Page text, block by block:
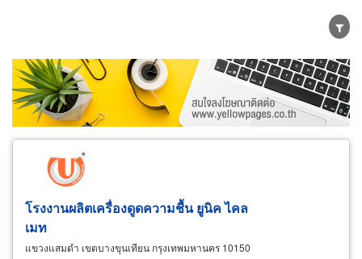
ขายส่ง ขายปลีก ผู้ผลิต
ตัวแทนจัดจำหน่าย
ผู้ส่งออก/นำเข้า
ธุรกิจบริการ
โรงงานผลิตเครื่องดูดความชื้น ยูนิค ไคล
เมท
แขวงแสมดำ เขตบางขุนเทียน กรุงเทพมหานคร 10150